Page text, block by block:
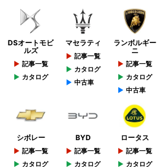
DSオートモビ
ルズ
記事一覧
カタログ
マセラティ
記事一覧
カタログ
中古車
ランボルギー
ニ
記事一覧
カタログ
中古車
シボレー
記事一覧
カタログ
BYD
記事一覧
カタログ
ロータス
記事一覧
カタログ